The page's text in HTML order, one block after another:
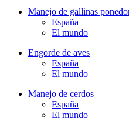
Manejo de gallinas
España
El mundo
Engorde de aves
España
El mundo
Manejo de cerdos
España
El mundo